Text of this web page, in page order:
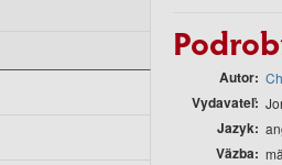
Autor
Vydavateľ
Jazyk
Väzba